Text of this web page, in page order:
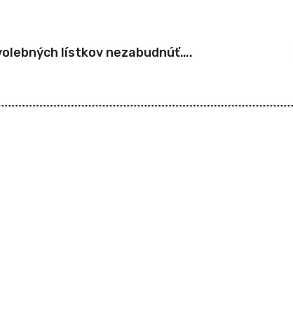
lístkov nezabudnúť….